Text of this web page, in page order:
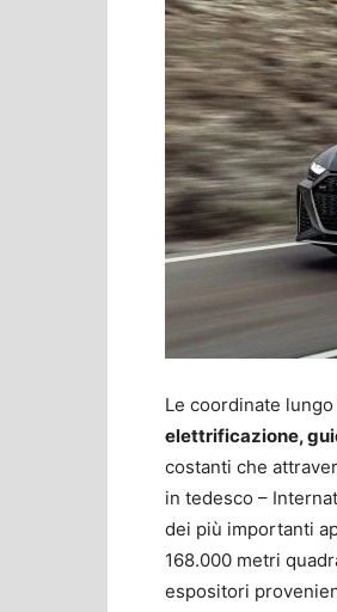
Le coordinate
elettrificazione,
costanti che
in tedesco –
dei più importanti
168.000 metri
espositori